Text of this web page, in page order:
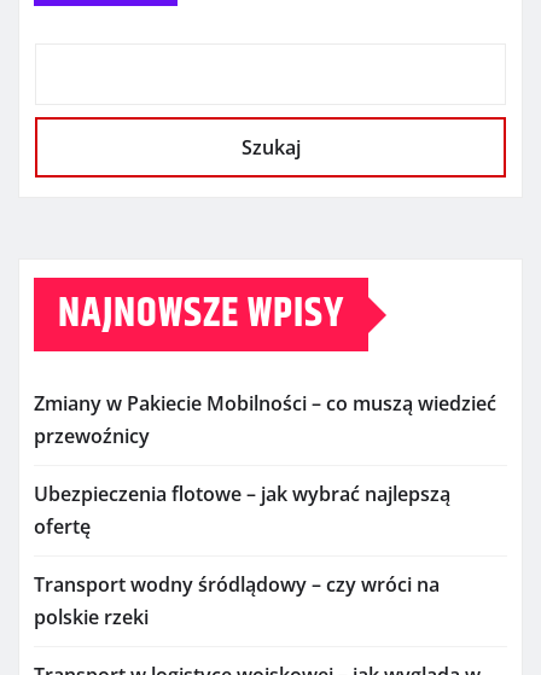
Szukaj
NAJNOWSZE WPISY
Zmiany w Pakiecie Mobilności – co muszą wiedzieć
przewoźnicy
Ubezpieczenia flotowe – jak wybrać najlepszą
ofertę
Transport wodny śródlądowy – czy wróci na
polskie rzeki